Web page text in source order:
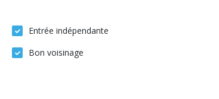
Entrée indépendante
Bon voisinage